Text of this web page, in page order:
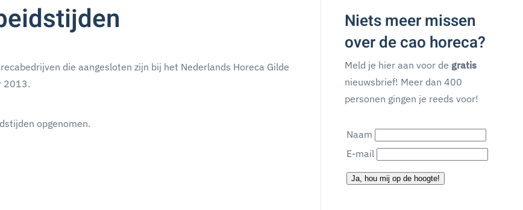
die aangesloten zijn bij het Nederlands Horeca Gilde
2013.
opgenomen.
Niets meer missen
over de cao horeca?
Meld je hier aan voor de gratis
nieuwsbrief! Meer dan 400
personen gingen je reeds voor!
Naam
E-mail
Ja, hou mij op de hoogte!